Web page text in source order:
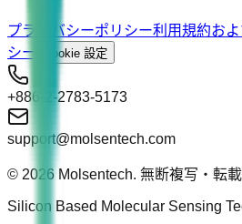
プライバシーポリシー利用規約お
シー
Cookie 設定
+886-2-2783-5173
support@molsentech.com
© 2026 Molsentech. 無断複写・転
Silicon Based Molecular Sensing